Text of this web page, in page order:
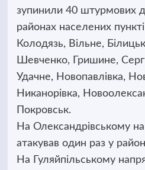
зупинили 40 штурмових
районах населених
Колодязь, Вільне,
Шевченко, Гришине,
Удачне, Новопавлівка,
Никанорівка,
Покровськ.
На Олександрівському
атакував один раз у
На Гуляйпільському